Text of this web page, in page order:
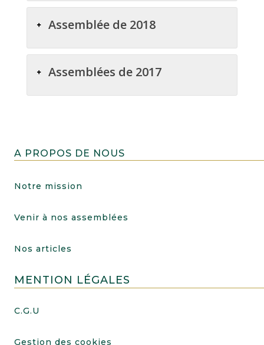
Assemblée de 2018
Assemblées de 2017
A PROPOS DE NOUS
Notre mission
Venir à nos assemblées
Nos articles
MENTION LÉGALES
C.G.U
Gestion des cookies